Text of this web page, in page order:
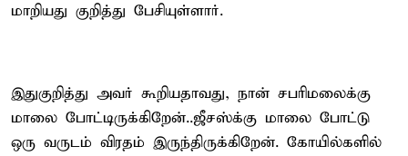
மாறியது குறித்து பேசியுள்ளார்.
இதுகுறித்து அவர் கூறியதாவது, நான் சபரிமலைக்கு
மாலை போட்டிருக்கிறேன்..ஜீசஸ்க்கு மாலை போட்டு
ஒரு வருடம் விரதம் இருந்திருக்கிறேன். கோயில்களில்